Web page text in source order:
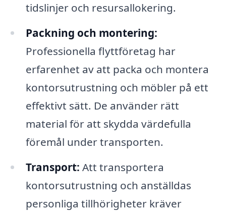
tidslinjer och resursallokering.
Packning och montering:
Professionella flyttföretag har
erfarenhet av att packa och montera
kontorsutrustning och möbler på ett
effektivt sätt. De använder rätt
material för att skydda värdefulla
föremål under transporten.
Transport: Att transportera
kontorsutrustning och anställdas
personliga tillhörigheter kräver